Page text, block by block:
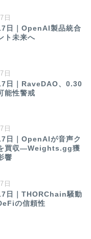
日
日｜OpenAI製品統合
ト未来へ
日
日｜RaveDAO、0.30
能性警戒
日
日｜OpenAIが音声ク
買収—Weights.gg獲
響
日
日｜THORChain騒動
の信頼性